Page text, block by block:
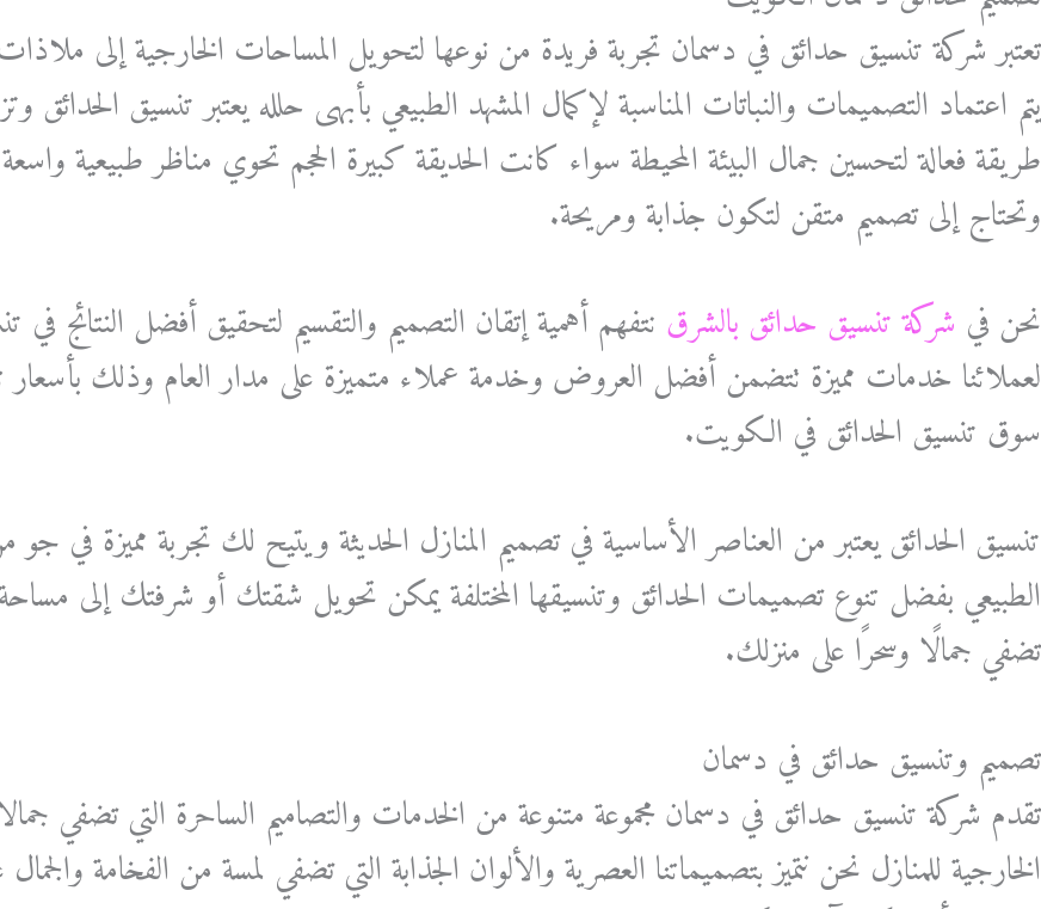
تعتبر شركة تنسيق حدائق في دسمان تجربة فريدة من نوعها لتحويل المساحات الخارجية إلى
يتم اعتماد التصميمات والنباتات المناسبة لإكمال المشهد الطبيعي بأبهى حلله يعتبر تنسيق الحدائق
طريقة فعالة لتحسين جمال البيئة المحيطة سواء كانت الحديقة كبيرة الحجم تحوي مناظر طبيعية
وتحتاج إلى تصميم متقن لتكون جذابة ومريحة.
نحن في شركة تنسيق حدائق بالشرق نتفهم أهمية إتقان التصميم والتقسيم لتحقيق أفضل النتائج في
لعملائنا خدمات مميزة تتضمن أفضل العروض وخدمة عملاء متميزة على مدار العام وذلك بأسعار
سوق تنسيق الحدائق في الكويت.
تنسيق الحدائق يعتبر من العناصر الأساسية في تصميم المنازل الحديثة ويتيح لك تجربة مميزة في جو
الطبيعي بفضل تنوع تصميمات الحدائق وتنسيقها المختلفة يمكن تحويل شقتك أو شرفتك إلى
تضفي جمالًا وسحرًا على منزلك.
تصميم وتنسيق حدائق في دسمان
تقدم شركة تنسيق حدائق في دسمان مجموعة متنوعة من الخدمات والتصاميم الساحرة التي تضفي
الخارجية للمنازل نحن نتميز بتصميماتنا العصرية والألوان الجذابة التي تضفي لمسة من الفخامة